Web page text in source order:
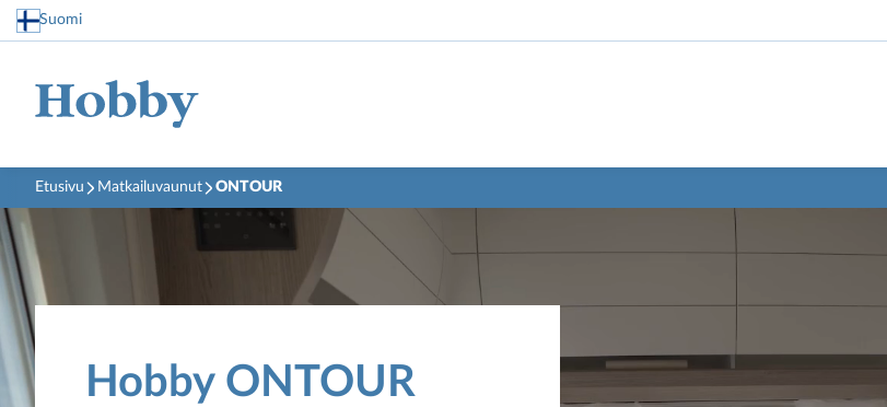
Suomi
Etusivu Matkailuvaunut ONTOUR
Hobby ONTOUR